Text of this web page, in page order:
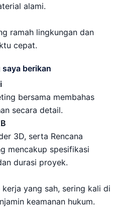
alami.
ramah lingkungan dan
cepat.
saya berikan
bersama membahas
secara detail.
3D, serta Rencana
mencakup spesifikasi
durasi proyek.
yang sah, sering kali di
keamanan hukum.